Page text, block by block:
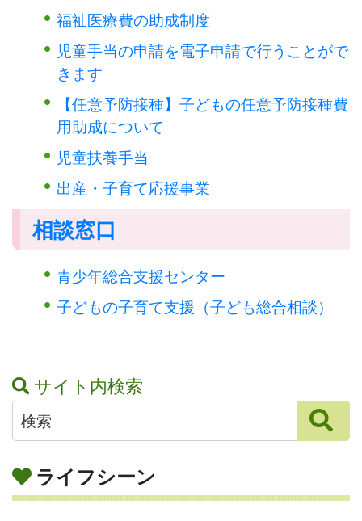
福祉医療費の助成制度
児童手当の申請を電子申請で行うことがで
きます
【任意予防接種】子どもの任意予防接種費
用助成について
児童扶養手当
出産・子育て応援事業
相談窓口
青少年総合支援センター
子どもの子育て支援（子ども総合相談）
サイト内検索
ライフシーン